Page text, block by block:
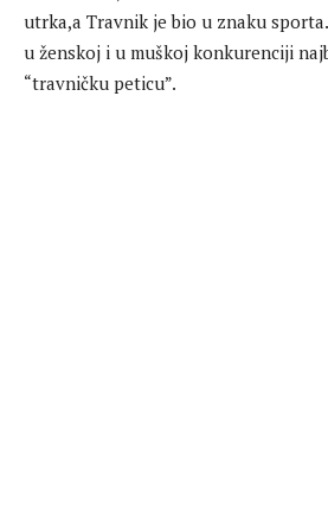
utrka,a Travnik je bio u znaku
u ženskoj i u muškoj konkurenciji
“travničku peticu”.